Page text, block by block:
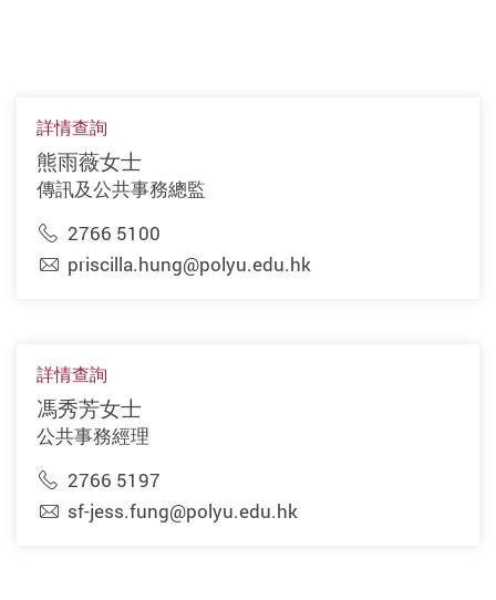
詳情查詢
熊雨薇女士
傳訊及公共事務總監
2766 5100
priscilla.hung@polyu.edu.hk
詳情查詢
馮秀芳女士
公共事務經理
2766 5197
sf-jess.fung@polyu.edu.hk